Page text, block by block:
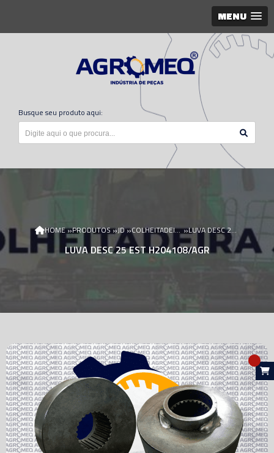
MENU
Busque seu produto aqui:
HOME»PRODUTOS»JD» COLHEITADEIRA JD » LUVA DESC 25 EST H204108/AGR
LUVA DESC 25 EST H204108/AGR